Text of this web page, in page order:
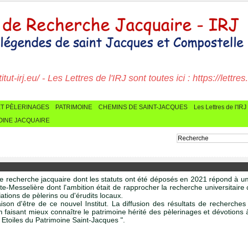
irj.eu/ - Les Lettres de l'IRJ sont toutes ici : https://
PÈLERINAGES PATRIMOINE CHEMINS DE SAINT-JACQUES
Les Lettres de l'IRJ
JACQUAIRE
recherche jacquaire dont les statuts ont été déposés en 2021 répond à
Messelière dont l'ambition était de rapprocher la recherche universitaire
de pèlerins ou d'érudits locaux.
d'être de ce nouvel Institut. La diffusion des résultats de
faisant mieux connaître le patrimoine hérité des pèlerinages et dévotions
du Patrimoine Saint-Jacques ".